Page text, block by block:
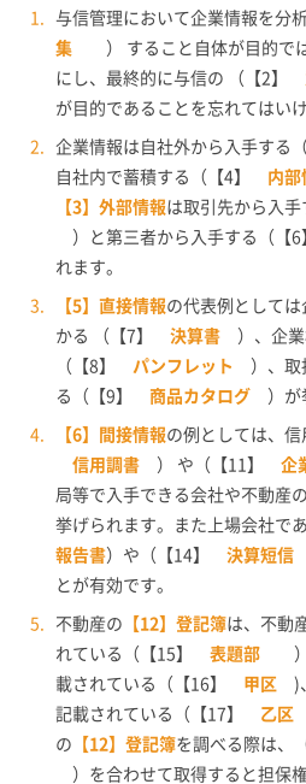
与信管理において企業情報を分
集
） すること自体が目的で
にし、最終的に与信の （【2】
が目的であることを忘れてはいけ
企業情報は自社外から入手する（
自社内で蓄積する（【4】
内部
【3】外部情報は取引先から入手
）と第三者から入手する（【6
れます。
【5】直接情報の代表例として
かる （【7】
決算書 ）、企
（【8】
パンフレット ）、取
る（【9】
商品カタログ ）が
【6】間接情報の例としては、信
信用調書 ） や（【11】 企
局等で入手できる会社や不動産
挙げられます。また上場会社で
報告書）や（【14】 決算短信
とが有効です。
不動産の 【12】登記簿は、不動
れている（【15】
表題部
）
載されている（【16】
甲区 )
記載されている（【17】
乙区
の 【12】登記簿を調べる際は、
）を合わせて取得すると担保